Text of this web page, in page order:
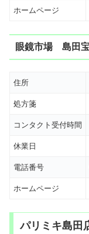
ホームページ
眼鏡市場 島田
住所
処方箋
コンタクト受付時間
休業日
電話番号
ホームページ
パリミキ島田